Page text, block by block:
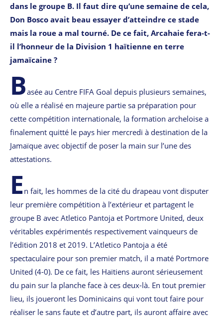
dans le groupe B. Il faut dire qu’une semaine de cela,
Don Bosco avait beau essayer d’atteindre ce stade
mais la roue a mal tourné. De ce fait, Arcahaie fera-t-
il l’honneur de la Division 1 haïtienne en terre
jamaïcaine ?
Basée au Centre FIFA Goal depuis plusieurs semaines,
où elle a réalisé en majeure partie sa préparation pour
cette compétition internationale, la formation archeloise a
finalement quitté le pays hier mercredi à destination de la
Jamaïque avec objectif de poser la main sur l’une des
attestations.
E n fait, les hommes de la cité du drapeau vont disputer
leur première compétition à l’extérieur et partagent le
groupe B avec Atletico Pantoja et Portmore United, deux
véritables expérimentés respectivement vainqueurs de
l’édition 2018 et 2019. L’Atletico Pantoja a été
spectaculaire pour son premier match, il a maté Portmore
United (4-0). De ce fait, les Haïtiens auront sérieusement
du pain sur la planche face à ces deux-là. En tout premier
lieu, ils joueront les Dominicains qui vont tout faire pour
réaliser le sans faute et d’autre part, ils auront affaire avec